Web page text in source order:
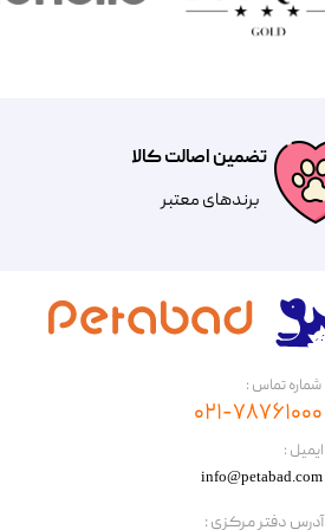
تضمین اصالت کالا
​​برندهای معتبر​​​​​​​
​ایمیل :
آدرس دفتر مرکزی :
info@petabad.com
شماره تماس :
۰۲۱-۷۸۷۶۱۰۰۰